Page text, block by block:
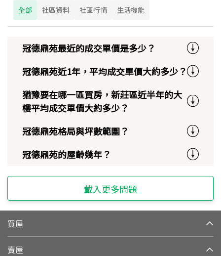
全部 社區資料 社區行情 生活機能
冠德鼎苑最近的成交單價是多少？
冠德鼎苑近1年，平均成交單價大約多少？
猶豫要在哪一區買房，新莊區近半年的大
樓平均成交單價大約多少？
冠德鼎苑格局與坪數範圍？
冠德鼎苑的屋齡幾年？
載入更多問題
買屋
賣屋